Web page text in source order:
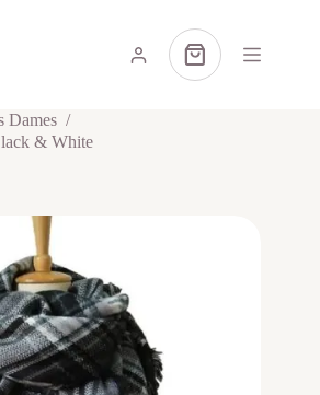
Winkelwagen
Dames /
& White